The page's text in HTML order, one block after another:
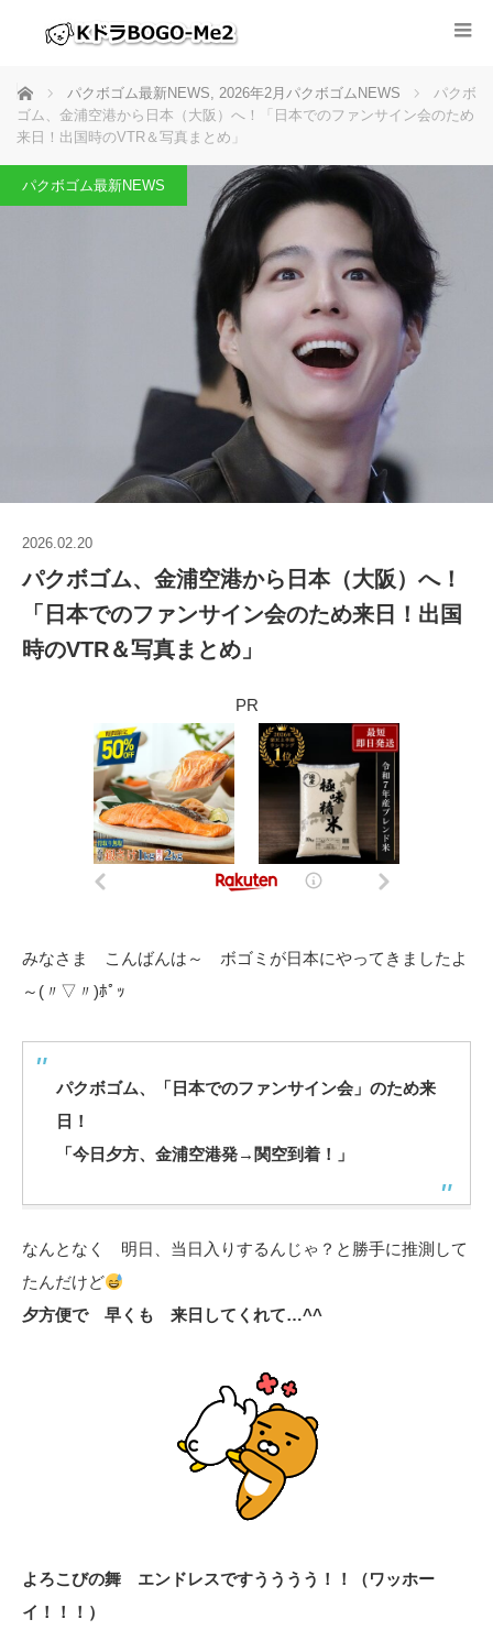
ホーム パクボゴム最新NEWS, 2026年2月パクボゴムNEWS
パクボ
ゴム、金浦空港から日本（大阪）へ！「日本でのファンサイン会のため
来日！出国時のVTR＆写真まとめ」
パクボゴム最新NEWS
2026.02.20
パクボゴム、金浦空港から日本（大阪）へ！
「日本でのファンサイン会のため来日！出国
時のVTR＆写真まとめ」
PR
みなさま こんばんは～ ボゴミが日本にやってきましたよ
～(〃▽〃)ﾎﾟｯ
パクボゴム、「日本でのファンサイン会」のため来
日！
「今日夕方、金浦空港発→関空到着！」
なんとなく 明日、当日入りするんじゃ？と勝手に推測して
たんだけど
夕方便で 早くも 来日してくれて…^^
よろこびの舞 エンドレスですうううう！！（ワッホー
イ！！！）